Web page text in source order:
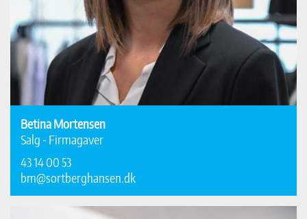
Betina Mortensen
Salg - Firmagaver
43 14 00 53
bm@sortberghansen.dk